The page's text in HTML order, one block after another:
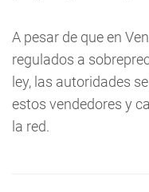
A pesar de que en
regulados a
ley, las autoridades
estos vendedores y
la red.